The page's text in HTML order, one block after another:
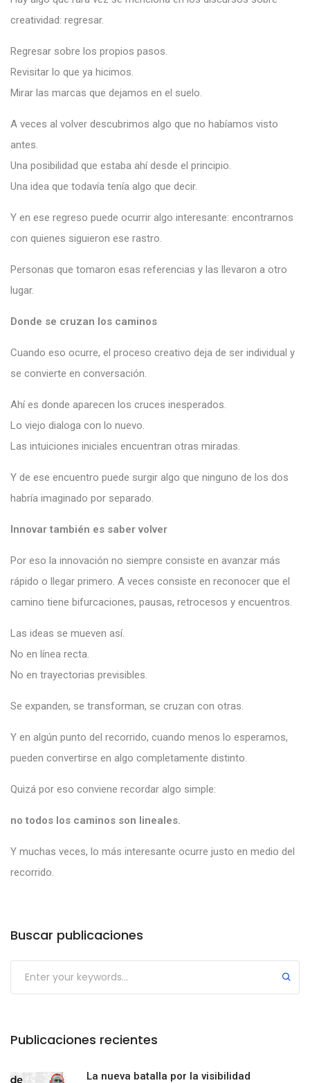
creatividad: regresar.
Regresar sobre los propios pasos.
Revisitar lo que ya hicimos.
Mirar las marcas que dejamos en el suelo.
A veces al volver descubrimos algo que no habíamos visto
antes.
Una posibilidad que estaba ahí desde el principio.
Una idea que todavía tenía algo que decir.
Y en ese regreso puede ocurrir algo interesante: encontrarnos
con quienes siguieron ese rastro.
Personas que tomaron esas referencias y las llevaron a otro
lugar.
Donde se cruzan los caminos
Cuando eso ocurre, el proceso creativo deja de ser individual y
se convierte en conversación.
Ahí es donde aparecen los cruces inesperados.
Lo viejo dialoga con lo nuevo.
Las intuiciones iniciales encuentran otras miradas.
Y de ese encuentro puede surgir algo que ninguno de los dos
habría imaginado por separado.
Innovar también es saber volver
Por eso la innovación no siempre consiste en avanzar más
rápido o llegar primero. A veces consiste en reconocer que el
camino tiene bifurcaciones, pausas, retrocesos y encuentros.
Las ideas se mueven así.
No en línea recta.
No en trayectorias previsibles.
Se expanden, se transforman, se cruzan con otras.
Y en algún punto del recorrido, cuando menos lo esperamos,
pueden convertirse en algo completamente distinto.
Quizá por eso conviene recordar algo simple:
no todos los caminos son lineales.
Y muchas veces, lo más interesante ocurre justo en medio del
recorrido.
Buscar publicaciones
Publicaciones recientes
La nueva batalla por la visibilidad